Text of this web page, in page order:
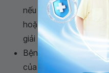
nếu như bệnh nhân
hoặc không có điều
giải pháp an toàn hơn.
Bệnh nhân có thể
của họ.